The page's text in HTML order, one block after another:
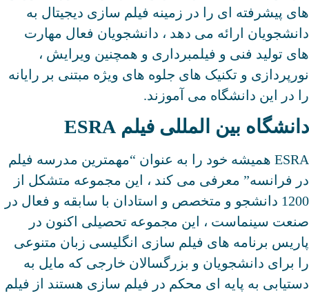
های پیشرفته ای را در زمینه فیلم سازی دیجیتال به
دانشجویان ارائه می دهد ، دانشجویان فعال مهارت
های تولید فنی و فیلمبرداری و همچنین ویرایش ،
نورپردازی و تکنیک های جلوه های ویژه مبتنی بر رایانه
را در این دانشگاه می آموزند.
دانشگاه بین المللی فیلم ESRA
ESRA همیشه خود را به عنوان “مهمترین مدرسه فیلم
در فرانسه” معرفی می کند ، این مجموعه متشکل از
1200 دانشجو و متخصص و استادان با سابقه و فعال در
صنعت سینماست ، این مجموعه تحصیلی اکنون در
پاریس برنامه های فیلم سازی انگلیسی زبان متنوعی
را برای دانشجویان و بزرگسالان خارجی که مایل به
دستیابی به پایه ای محکم در فیلم سازی هستند از فیلم